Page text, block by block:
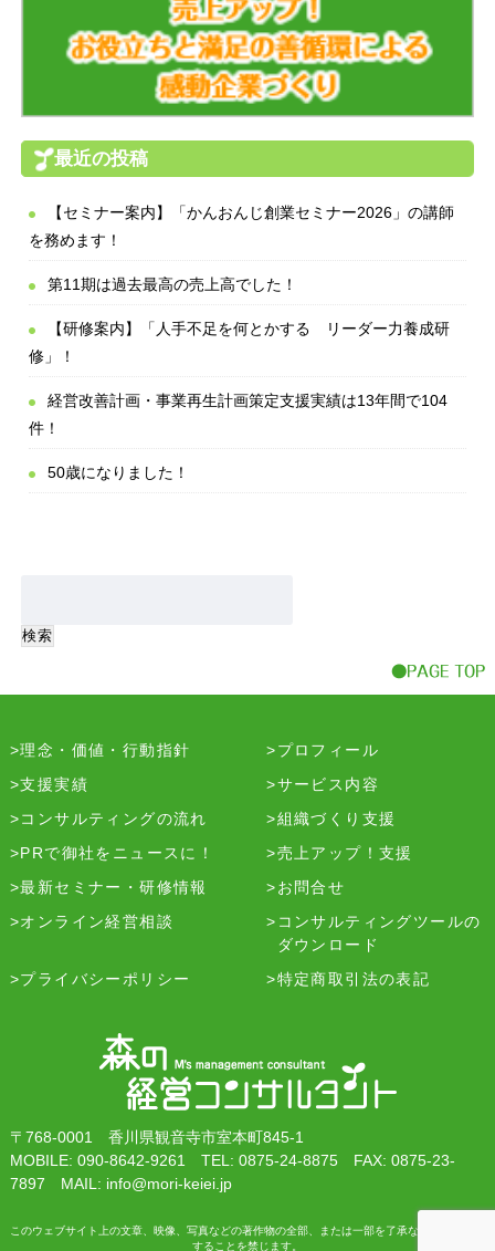
最近の投稿
【セミナー案内】「かんおんじ創業セミナー2026」の講師
を務めます！
第11期は過去最高の売上高でした！
【研修案内】「人手不足を何とかする リーダー力養成研
修」！
経営改善計画・事業再生計画策定支援実績は13年間で104
件！
50歳になりました！
理念・価値・行動指針
プロフィール
支援実績
サービス内容
コンサルティングの流れ
組織づくり支援
PRで御社をニュースに！
売上アップ！支援
最新セミナー・研修情報
お問合せ
オンライン経営相談
コンサルティングツールの
ダウンロード
プライバシーポリシー
特定商取引法の表記
〒768-0001 香川県観音寺市室本町845-1
MOBILE: 090-8642-9261 TEL: 0875-24-8875 FAX: 0875-23-
7897 MAIL: info@mori-keiei.jp
このウェブサイト上の文章、映像、写真などの著作物の全部、または一部を了承なく複製、使用
することを禁じます。